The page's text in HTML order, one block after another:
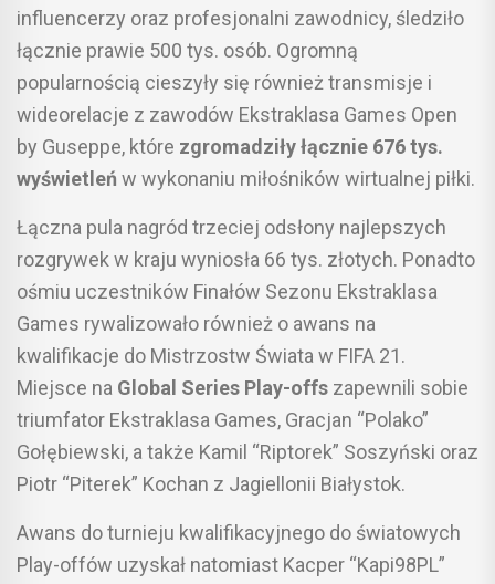
influencerzy oraz profesjonalni zawodnicy, śledziło
łącznie prawie 500 tys. osób. Ogromną
popularnością cieszyły się również transmisje i
wideorelacje z zawodów Ekstraklasa Games Open
by Guseppe, które zgromadziły łącznie 676 tys.
wyświetleń w wykonaniu miłośników wirtualnej piłki.
Łączna pula nagród trzeciej odsłony najlepszych
rozgrywek w kraju wyniosła 66 tys. złotych. Ponadto
ośmiu uczestników Finałów Sezonu Ekstraklasa
Games rywalizowało również o awans na
kwalifikacje do Mistrzostw Świata w FIFA 21.
Miejsce na Global Series Play-offs zapewnili sobie
triumfator Ekstraklasa Games, Gracjan “Polako”
Gołębiewski, a także Kamil “Riptorek” Soszyński oraz
Piotr “Piterek” Kochan z Jagiellonii Białystok.
Awans do turnieju kwalifikacyjnego do światowych
Play-offów uzyskał natomiast Kacper “Kapi98PL”